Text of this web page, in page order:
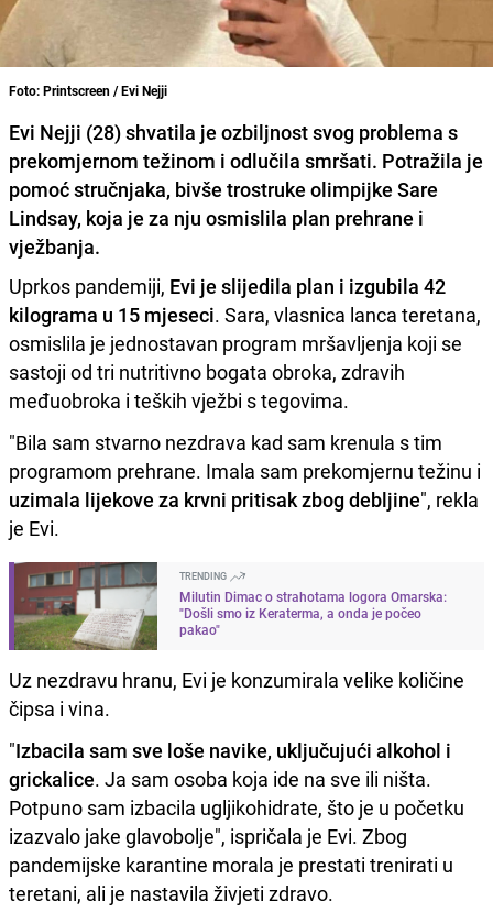
Foto: Printscreen / Evi Nejji
Evi Nejji (28) shvatila je ozbiljnost svog problema s
prekomjernom težinom i odlučila smršati. Potražila je
pomoć stručnjaka, bivše trostruke olimpijke Sare
Lindsay, koja je za nju osmislila plan prehrane i
vježbanja.
Uprkos pandemiji, Evi je slijedila plan i izgubila 42
kilograma u 15 mjeseci. Sara, vlasnica lanca teretana,
osmislila je jednostavan program mršavljenja koji se
sastoji od tri nutritivno bogata obroka, zdravih
međuobroka i teških vježbi s tegovima.
"Bila sam stvarno nezdrava kad sam krenula s tim
programom prehrane. Imala sam prekomjernu težinu i
uzimala lijekove za krvni pritisak zbog debljine", rekla
je Evi.
TRENDING
Milutin Dimac o strahotama logora Omarska:
"Došli smo iz Keraterma, a onda je počeo
pakao"
Uz nezdravu hranu, Evi je konzumirala velike količine
čipsa i vina.
"Izbacila sam sve loše navike, uključujući alkohol i
grickalice. Ja sam osoba koja ide na sve ili ništa.
Potpuno sam izbacila ugljikohidrate, što je u početku
izazvalo jake glavobolje", ispričala je Evi. Zbog
pandemijske karantine morala je prestati trenirati u
teretani, ali je nastavila živjeti zdravo.